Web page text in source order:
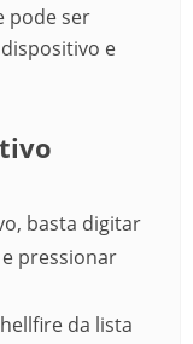
pode ser
e
basta digitar
pressionar
da lista